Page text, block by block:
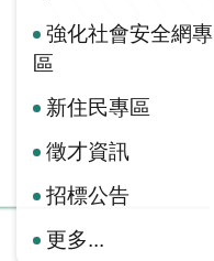
強化社會安全網專
區
新住民專區
徵才資訊
招標公告
更多...